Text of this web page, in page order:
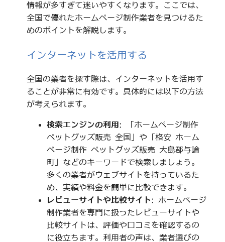
情報が多すぎて迷いやすくなります。ここでは、
全国で優れたホームページ制作業者を見つけるた
めのポイントを解説します。
インターネットを活用する
全国の業者を探す際は、インターネットを活用す
ることが非常に有効です。具体的には以下の方法
が考えられます。
検索エンジンの利用 : 「ホームページ制作
ペットグッズ販売 全国」や「格安 ホーム
ページ制作 ペットグッズ販売 大島郡与論
町」などのキーワードで検索しましょう。
多くの業者がウェブサイトを持っているた
め、実績や料金を簡単に比較できます。
レビューサイトや比較サイト: ホームページ
制作業者を専門に扱ったレビューサイトや
比較サイトは、評価や口コミを確認するの
に役立ちます。利用者の声は、業者選びの